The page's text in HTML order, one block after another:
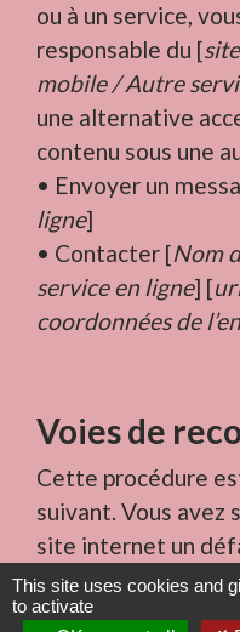
ou à un service,
responsable du [
mobile / Autre
une alternative
contenu sous une
• Envoyer un
ligne]
• Contacter [Nom
service en ligne] [
coordonnées de
Voies de
Cette procédure
suivant. Vous avez
site internet un
vous empêche
des services du
This site uses cookies and
to activate